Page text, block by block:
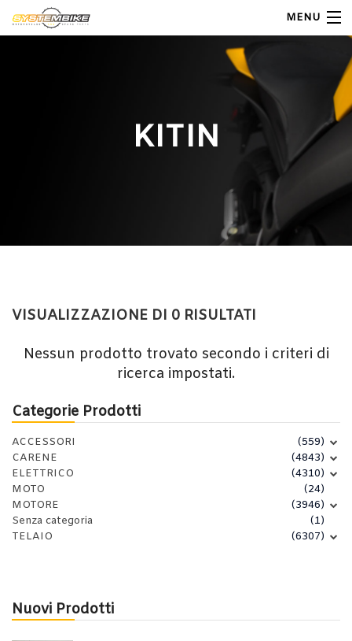
MENU
KITIN
Categorie Prodotti
ACCESSORI
(559)
CARENE
(4843)
ELETTRICO
(4310)
MOTO
(24)
MOTORE
(3946)
Senza categoria
(1)
TELAIO
(6307)
Nuovi Prodotti
VISUALIZZAZIONE DI 0 RISULTATI
Nessun prodotto trovato secondo i criteri di
ricerca impostati.